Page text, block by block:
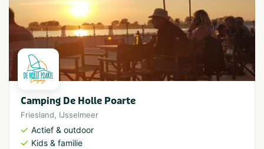
Camping De Holle Poarte
Friesland, IJsselmeer
Actief & outdoor
Kids & familie